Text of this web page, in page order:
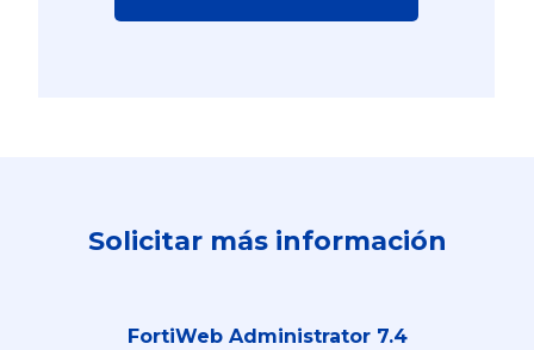
Solicitar más información
FortiWeb Administrator 7.4